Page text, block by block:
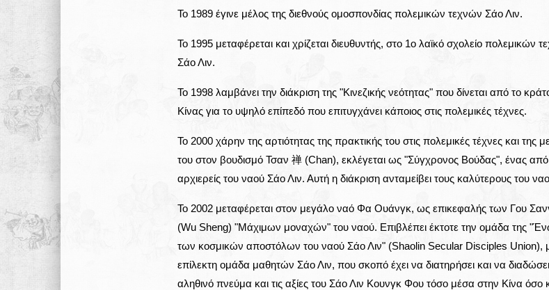
Το 1989 έγινε μέλος της διεθνούς ομοσπονδίας πολεμικών τεχνών Σάο Λιν.
Το 1995 μεταφέρεται και χρίζεται διευθυντής, στο 1ο λαϊκό σχολείο πολεμικών
Σάο Λιν.
Το 1998 λαμβάνει την διάκριση της "Κινεζικής νεότητας" που δίνεται από το
Κίνας για το υψηλό επίπεδό που επιτυγχάνει κάποιος στις πολεμικές τέχνες.
Το 2000 χάρην της αρτιότητας της πρακτικής του στις πολεμικές τέχνες και της
του στον βουδισμό Τσαν 禅 (Chan), εκλέγεται ως "Σύγχρονος Βούδας", ένας
αρχιερείς του ναού Σάο Λιν. Αυτή η διάκριση ανταμείβει τους καλύτερους του
Το 2002 μεταφέρεται στον μεγάλο ναό Φα Ουάνγκ, ως επικεφαλής των Γου
(Wu Sheng) "Μάχιμων μοναχών" του ναού. Επιβλέπει έκτοτε την ομάδα της
των κοσμικών αποστόλων του ναού Σάο Λιν" (Shaolin Secular Disciples Union),
επίλεκτη ομάδα μαθητών Σάο Λιν, που σκοπό έχει να διατηρήσει και να
αληθινό πνεύμα και τις αξίες του Σάο Λιν Κουνγκ Φου τόσο μέσα στην Κίνα όσο